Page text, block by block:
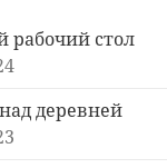
рабочий стол
деревней